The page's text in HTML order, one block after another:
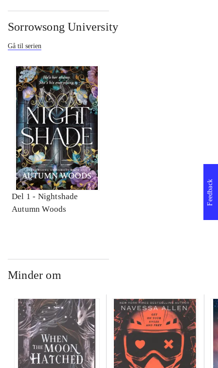
Sorrowsong University
Gå til serien
Del 1 - Nightshade
Autumn Woods
Minder om
Feedback